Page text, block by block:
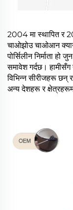
2004 मा स्थापित र
चाओझोउ चाओआन
पोर्सिलीन निर्माता
समावेश गर्दछ।
विभिन्न सीरीजहरू छन् र
अन्य देशहरू र